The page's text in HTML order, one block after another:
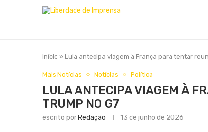
Início » Lula antecipa viagem à França para tentar
Mais Notícias Notícias Política
LULA ANTECIPA VIAGEM À
TRUMP NO G7
escrito por Redação 13 de junho de 2026